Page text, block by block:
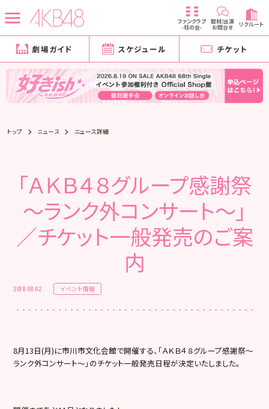
ファンクラブ
-柱の会-
取材/出演
お問合せ リクルート
劇場ガイド スケジュール チケット
トップ ニュース ニュース詳細
「ＡＫＢ４８グループ感謝祭
～ランク外コンサート～」
／チケット一般発売のご案
内
2018.08.02 イベント情報
8月13日(月)に市川市文化会館で開催する、「ＡＫＢ４８グループ感謝祭～
ランク外コンサート～」のチケット一般発売日程が決定いたしました。